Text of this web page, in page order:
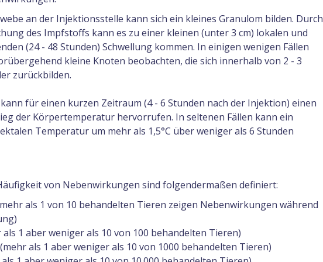
an der Injektionsstelle kann sich ein kleines Granulom bilden. Durch
des Impfstoffs kann es zu einer kleinen (unter 3 cm) lokalen und
(24 - 48 Stunden) Schwellung kommen. In einigen wenigen Fällen
kleine Knoten beobachten, die sich innerhalb von 2 - 3
zurückbilden.
für einen kurzen Zeitraum (4 - 6 Stunden nach der Injektion) einen
der Körpertemperatur hervorrufen. In seltenen Fällen kann ein
Temperatur um mehr als 1,5°C über weniger als 6 Stunden
von Nebenwirkungen sind folgendermaßen definiert:
als 1 von 10 behandelten Tieren zeigen Nebenwirkungen während
1 aber weniger als 10 von 100 behandelten Tieren)
als 1 aber weniger als 10 von 1000 behandelten Tieren)